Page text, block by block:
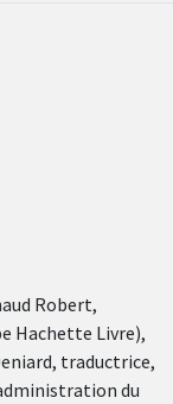
Robert,
Hachette Livre),
traductrice,
du